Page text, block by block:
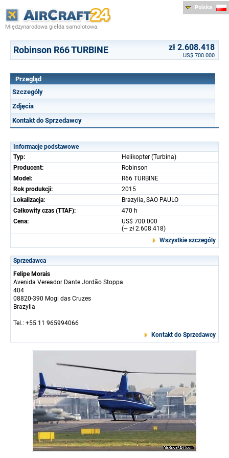
Międzynarodowa giełda samolotowa.
Polska
Robinson R66 TURBINE zł 2.608.418
US$ 700.000
Przegląd
Szczególy
Zdjęcia
Kontakt do Sprzedawcy
Informacje podstawowe
Typ:
Helikopter (Turbina)
Producent:
Robinson
Model:
R66 TURBINE
Rok produkcji:
2015
Lokalizacja:
Brazylia, SAO PAULO
Całkowity czas (TTAF):
470 h
Cena:
US$ 700.000
(~ zł 2.608.418)
Wszystkie szczególy
Sprzedawca
Felipe Morais
Avenida Vereador Dante Jordão Stoppa
404
08820-390 Mogi das Cruzes
Brazylia
Tel.: +55 11 965994066
Kontakt do Sprzedawcy